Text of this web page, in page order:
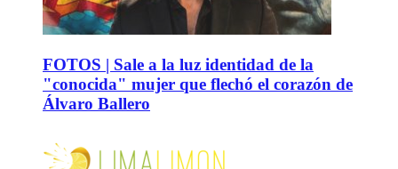
FOTOS | Sale a la luz identidad de la
"conocida" mujer que flechó el corazón de
Álvaro Ballero